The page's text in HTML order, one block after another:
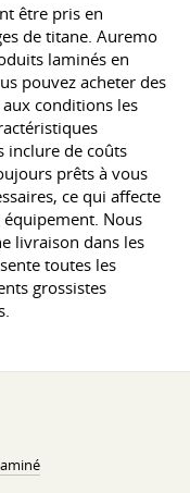
être pris en
de titane. Auremo
laminés en
pouvez acheter des
conditions les
inclure de coûts
prêts à vous
ce qui affecte
Nous
livraison dans les
toutes les
grossistes